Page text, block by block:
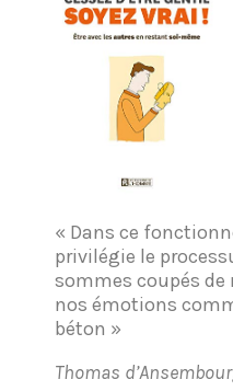
« Dans ce
privilégie le
sommes coupés
nos émotions
béton »
Thomas